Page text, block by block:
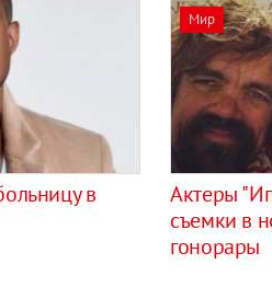
в
Мир
Актеры
съемки в
гонорары